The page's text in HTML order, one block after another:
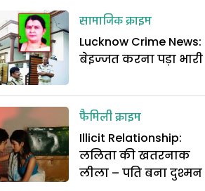
सामाजिक क्राइम
Lucknow Crime News:
बेइज्जत करना पड़ा भारी
फैमिली क्राइम
Illicit Relationship:
ललिता की खतरनाक
लीला – पति बना दुश्मन